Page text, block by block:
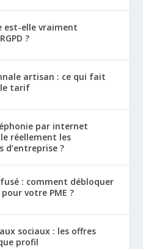
est-elle vraiment
?
artisan : ce qui fait
tarif
par internet
réellement les
d’entreprise ?
: comment débloquer
votre PME ?
sociaux : les offres
profil